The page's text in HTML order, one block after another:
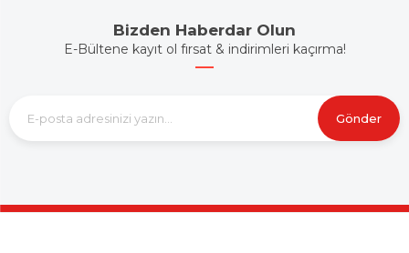
Bizden Haberdar Olun
E-Bültene kayıt ol fırsat & indirimleri kaçırma!
Gönder